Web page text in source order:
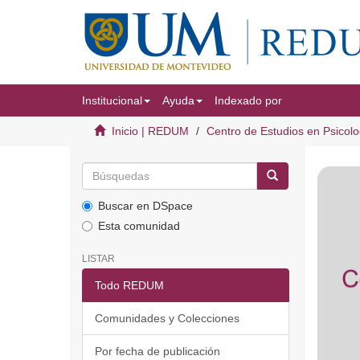
Institucional Ayuda Indexado por
Inicio | REDUM Centro de Estudios en
Buscar en DSpace
Esta comunidad
LISTAR
Todo REDUM
Comunidades y Colecciones
Por fecha de publicación